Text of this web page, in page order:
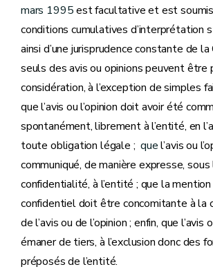
mars 1995est facultative et est
conditions cumulatives d’interprétation
ainsi d’une jurisprudence constante de
seuls des avis ou opinions peuvent être
considération, à l’exception de simples
quel’avis ou l’opinion doit avoir été
spontanément, librement à l’entité, en
toute obligation légale ; quel’avis ou
communiqué, de manière expresse,
confidentialité, à l’entité ; que la
confidentiel doit être concomitante à la
de l’avis ou de l’opinion ; enfin, que l’avis
émaner de tiers, à l’exclusion donc des
préposés de l’entité.